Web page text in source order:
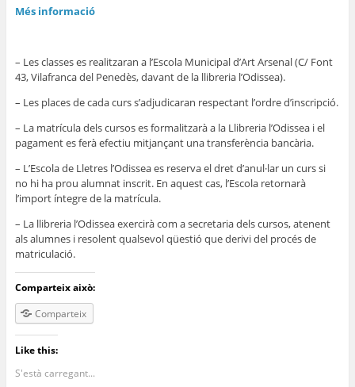
Més informació
– Les classes es realitzaran a l’Escola Municipal d’Art Arsenal (C/ Font
43, Vilafranca del Penedès, davant de la llibreria l’Odissea).
– Les places de cada curs s’adjudicaran respectant l’ordre d’inscripció.
– La matrícula dels cursos es formalitzarà a la Llibreria l’Odissea i el
pagament es ferà efectiu mitjançant una transferència bancària.
– L’Escola de Lletres l’Odissea es reserva el dret d’anul·lar un curs si
no hi ha prou alumnat inscrit. En aquest cas, l’Escola retornarà
l’import íntegre de la matrícula.
– La llibreria l’Odissea exercirà com a secretaria dels cursos, atenent
als alumnes i resolent qualsevol qüestió que derivi del procés de
matriculació.
Comparteix això:
Comparteix
Like this:
S'està carregant...